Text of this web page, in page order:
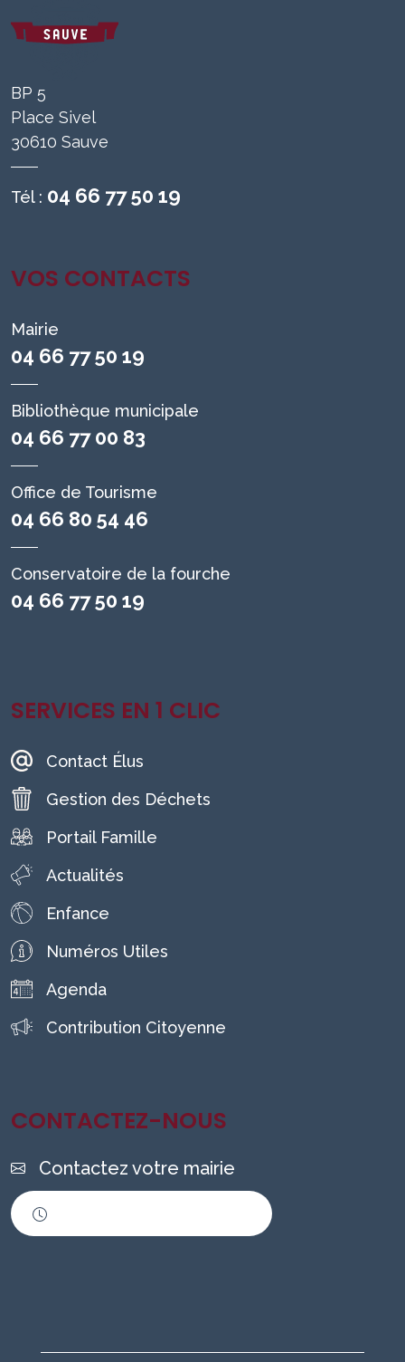
BP 5
Place Sivel
30610 Sauve
Tél : 04 66 77 50 19
VOS CONTACTS
Mairie
04 66 77 50 19
Bibliothèque municipale
04 66 77 00 83
Office de Tourisme
04 66 80 54 46
Conservatoire de la fourche
04 66 77 50 19
SERVICES EN 1 CLIC
Contact Élus
Gestion des Déchets
Portail Famille
Actualités
Enfance
Numéros Utiles
Agenda
Contribution Citoyenne
CONTACTEZ-NOUS
Contactez votre mairie